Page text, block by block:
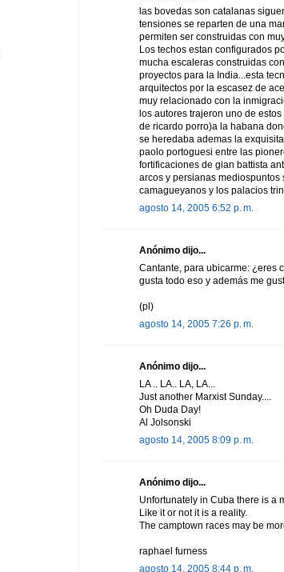
las bovedas son catalanas
tensiones se reparten de una
permiten ser construidas con
Los techos estan configurados
mucha escaleras construidas
proyectos para la India...esta
arquitectos por la escasez de
muy relacionado con la
los autores trajeron uno de
de ricardo porro)a la habana
se heredaba ademas la
paolo portoguesi entre las
fortificaciones de gian battista
arcos y persianas
camagueyanos y los palacios
agosto 14, 2005 6:52 p. m.
Anónimo dijo...
Cantante, para ubicarme: ¿eres
gusta todo eso y además me
(pl)
agosto 14, 2005 7:26 p. m.
Anónimo dijo...
LA .. LA.. LA, LA...
Just another Marxist Sunday....
Oh Duda Day!
Al Jolsonski
agosto 14, 2005 8:09 p. m.
Anónimo dijo...
Unfortunately in Cuba there is a
Like it or not it is a reality.
The camptown races may be
raphael furness
agosto 14, 2005 8:44 p. m.